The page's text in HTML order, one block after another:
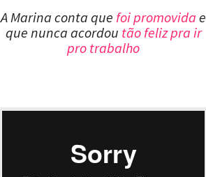
A Marina conta que foi promovida e
que nunca acordou tão feliz pra ir
pro trabalho